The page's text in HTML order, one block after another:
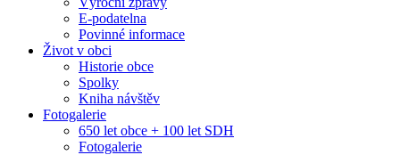
E-podatelna
Povinné informace
Život v obci
Historie obce
Spolky
Kniha návštěv
Fotogalerie
650 let obce + 100 let SDH
Fotogalerie